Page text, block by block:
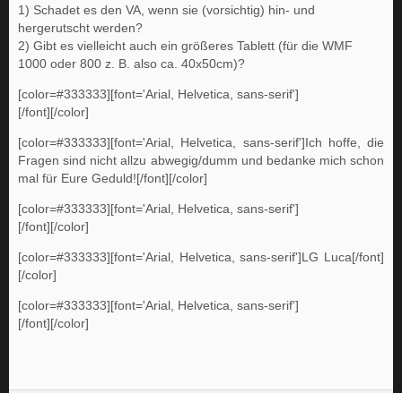
1) Schadet es den VA, wenn sie (vorsichtig) hin- und
hergerutscht werden?
2) Gibt es vielleicht auch ein größeres Tablett (für die WMF
1000 oder 800 z. B. also ca. 40x50cm)?
[color=#333333][font='Arial, Helvetica, sans-serif']
[/font][/color]
[color=#333333][font='Arial, Helvetica, sans-serif']Ich hoffe, die
Fragen sind nicht allzu abwegig/dumm und bedanke mich schon
mal für Eure Geduld![/font][/color]
[color=#333333][font='Arial, Helvetica, sans-serif']
[/font][/color]
[color=#333333][font='Arial, Helvetica, sans-serif']LG Luca[/font]
[/color]
[color=#333333][font='Arial, Helvetica, sans-serif']
[/font][/color]